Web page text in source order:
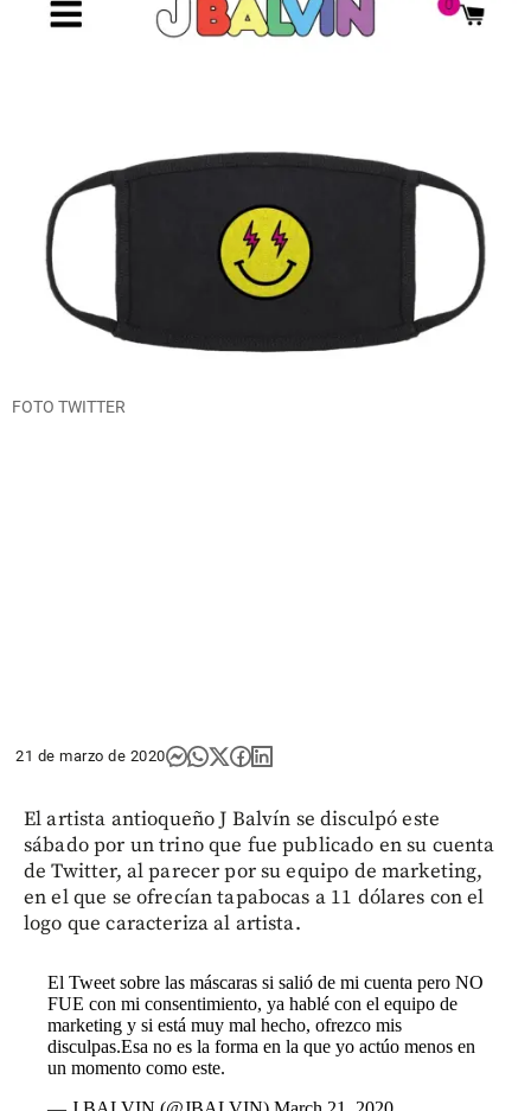
FOTO TWITTER
21 de marzo de 2020
El artista antioqueño J Balvín se disculpó este
sábado por un trino que fue publicado en su cuenta
de Twitter, al parecer por su equipo de marketing,
en el que se ofrecían tapabocas a 11 dólares con el
logo que caracteriza al artista.
El Tweet sobre las máscaras si salió de mi cuenta pero NO
FUE con mi consentimiento, ya hablé con el equipo de
marketing y si está muy mal hecho, ofrezco mis
disculpas.Esa no es la forma en la que yo actúo menos en
un momento como este.